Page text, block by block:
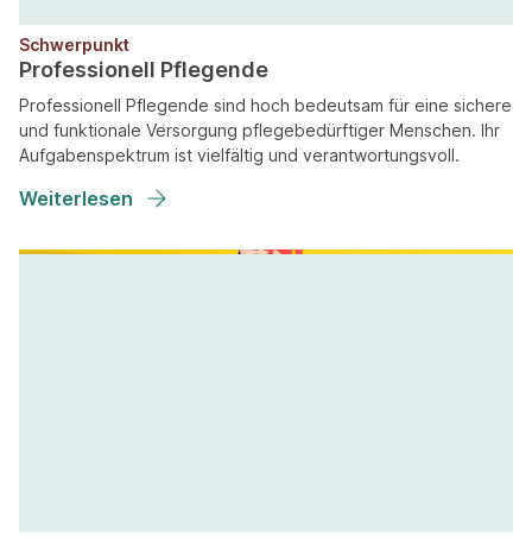
Schwerpunkt
Professionell Pflegende
Professionell Pflegende sind hoch bedeutsam für eine sichere
und funktionale Versorgung pflegebedürftiger Menschen. Ihr
Aufgabenspektrum ist vielfältig und verantwortungsvoll.
Weiterlesen